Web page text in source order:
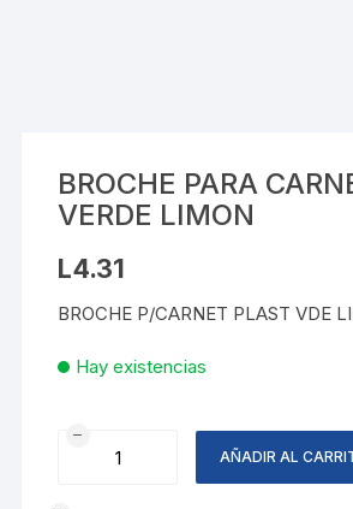
BROCHE PARA
VERDE LIMON
L4.31
BROCHE P/CARNET PLAST VDE
Hay existencias
BROCHE
AÑADIR AL